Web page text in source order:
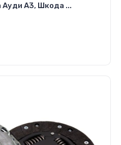
Ауди А3, Шкода ...